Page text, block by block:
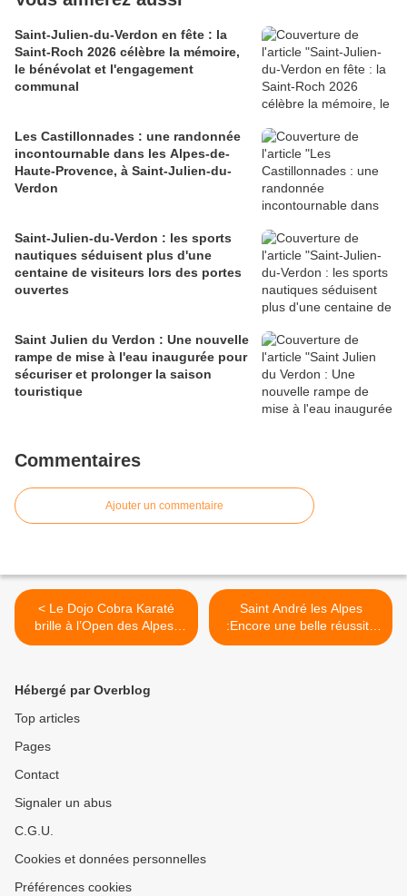
Saint-Julien-du-Verdon en fête : la
Saint-Roch 2026 célèbre la mémoire,
le bénévolat et l'engagement
communal
Les Castillonnades : une randonnée
incontournable dans les Alpes-de-
Haute-Provence, à Saint-Julien-du-
Verdon
Saint-Julien-du-Verdon : les sports
nautiques séduisent plus d'une
centaine de visiteurs lors des portes
ouvertes
Saint Julien du Verdon : Une nouvelle
rampe de mise à l'eau inaugurée pour
sécuriser et prolonger la saison
touristique
Commentaires
Ajouter un commentaire
< Le Dojo Cobra Karaté
brille à l’Open des Alpes-
de-Haute-Provence : un
Saint André les Alpes
:Encore une belle réussite
pour les ateliers DEFFINOV
Hébergé par Overblog
Top articles
Pages
Contact
Signaler un abus
C.G.U.
Cookies et données personnelles
Préférences cookies